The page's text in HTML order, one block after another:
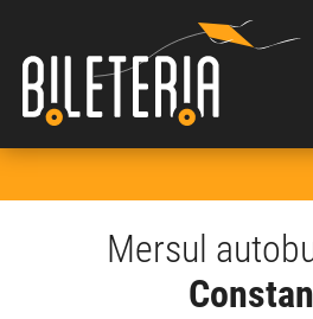
Mersul